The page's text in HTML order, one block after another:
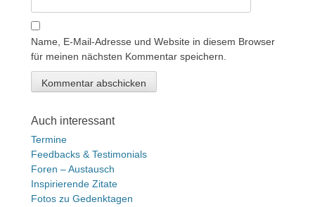
Name, E-Mail-Adresse und Website in diesem Browser
für meinen nächsten Kommentar speichern.
Auch interessant
Termine
Feedbacks & Testimonials
Foren – Austausch
Inspirierende Zitate
Fotos zu Gedenktagen